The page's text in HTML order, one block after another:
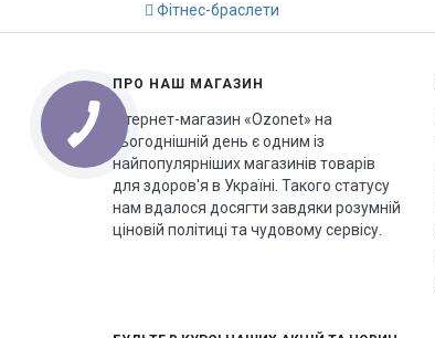
Фітнес-браслети
ПРО НАШ МАГАЗИН
Інтернет-магазин «Ozonet» на
сьогоднішній день є одним із
найпопулярніших магазинів товарів
для здоров'я в Україні. Такого статусу
нам вдалося досягти завдяки розумній
ціновій політиці та чудовому сервісу.